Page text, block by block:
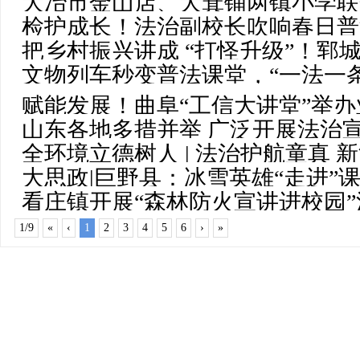
大集
题活动
检护成长！法治副校长吹响春日
把乡村振兴讲成 “打怪升级”！郓
文物列车秒变普法课堂，“一法一
号”
赋能发展！曲阜“工信大讲堂”举
山东各地多措并举 广泛开展法治
全环境立德树人 | 法治护航童真
大思政|巨野县：冰雪英雄“走进”
国底色
看庄镇开展“森林防火宣讲进校园
1/9 « ‹ 1 2 3 4 5 6 › »